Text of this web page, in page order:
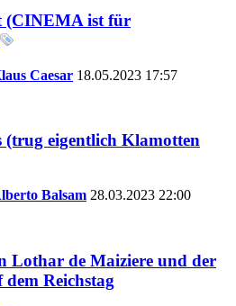
(CINEMA ist für
Caesar 18.05.2023 17:57
(trug eigentlich Klamotten
Balsam 28.03.2023 22:00
Lothar de Maiziere und der
Reichstag